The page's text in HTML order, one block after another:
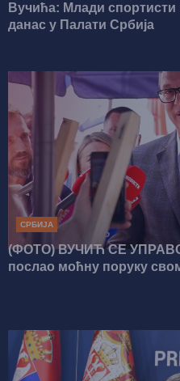
Вучића: Млади спортисти
данас у Палати Србија
СРБИЈА
(ФОТО) ВУЧИЋ СЕ
послао моћну поруку